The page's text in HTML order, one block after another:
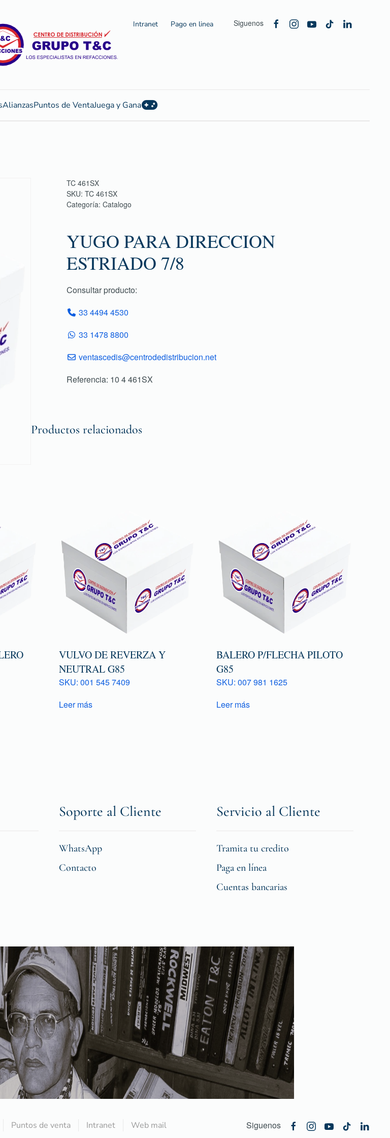
Intranet Pago en linea Siguenos
AlianzasPuntos de VentaJuega y Gana
TC 461SX
SKU: TC 461SX
Categoría: Catalogo
YUGO PARA DIRECCION
ESTRIADO 7/8
Consultar producto:
33 4494 4530
33 1478 8800
ventascedis@centrodedistribucion.net
Referencia: 10 4 461SX
Productos relacionados
VULVO DE REVERZA Y
NEUTRAL G85
SKU: 001 545 7409
Leer más
BALERO P/FLECHA PILOTO
G85
SKU: 007 981 1625
Leer más
Soporte al Cliente
WhatsApp
Contacto
Servicio al Cliente
Tramita tu credito
Paga en línea
Cuentas bancarias
Puntos de venta Intranet Web mail Siguenos